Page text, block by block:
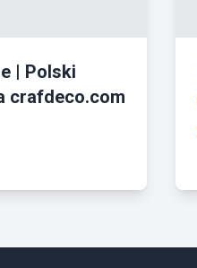
| Polski
crafdeco.com